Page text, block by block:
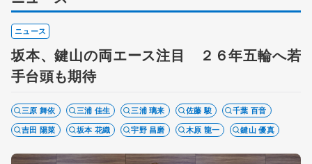
ニュース
坂本、鍵山の両エース注目 ２６年五輪へ若
手台頭も期待
三原 舞依 三浦 佳生 三浦 璃来 佐藤 駿
千葉 百音
吉田 陽菜
坂本 花織 宇野 昌磨 木原 龍一 鍵山 優真